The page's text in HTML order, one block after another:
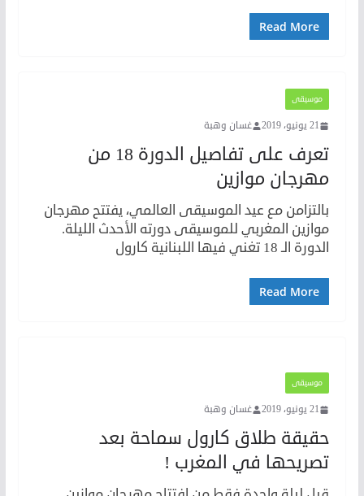
Read More
موسيقى
21 يونيو، 2019 غسان وهبة
تعرف على تفاصيل الدورة 18 من
مهرجان موازين
بالتزامن مع عيد الموسيقى العالمي، يفتتح مهرجان
موازين المغربي للموسيقى دورته الأحدث الليلة.
الدورة الـ 18 تغني فيها اللبنانية كارول
Read More
موسيقى
21 يونيو، 2019 غسان وهبة
حقيقة طلاق كارول سماحة بعد
تصريحها في المغرب !